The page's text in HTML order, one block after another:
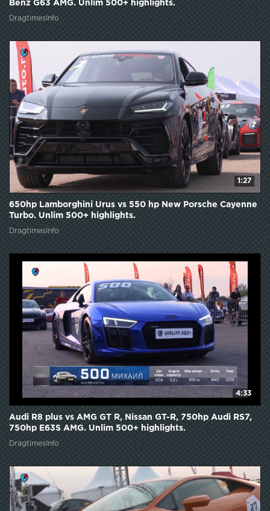
Benz G63 AMG. Unlim 500+ highlights.
DragtimesInfo
1:27
650hp Lamborghini Urus vs 550 hp New Porsche Cayenne
Turbo. Unlim 500+ highlights.
DragtimesInfo
4:33
Audi R8 plus vs AMG GT R, Nissan GT-R, 750hp Audi RS7,
750hp E63S AMG. Unlim 500+ highlights.
DragtimesInfo